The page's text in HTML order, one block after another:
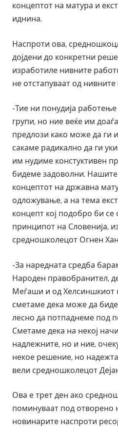
концептот на матура и
иднина.
Наспроти ова,
дојдени до конкретни
изработиле нивните
не отстапуваат од
-Тие ни понудија
групи, но ние веќе им
предлози како може да ги
сакаме радикално да ги
им нудиме констуктивен
бидеме задоволни.
концептот на државна
одложување, а на тема
концепт кој подобро би
принципот на Словенија,
средношколецот Огнен
-За наредната средба
Народен правобранител,
Меѓаши и од Хелсиншкиот
сметаме дека може да
лесно да потпаднеме под
Сметаме дека на некој
надлежните, но и ние,
некое решение, но
вели средношколецот
Ова е трет ден ако
поминуваат под отворено
новинарите наспроти